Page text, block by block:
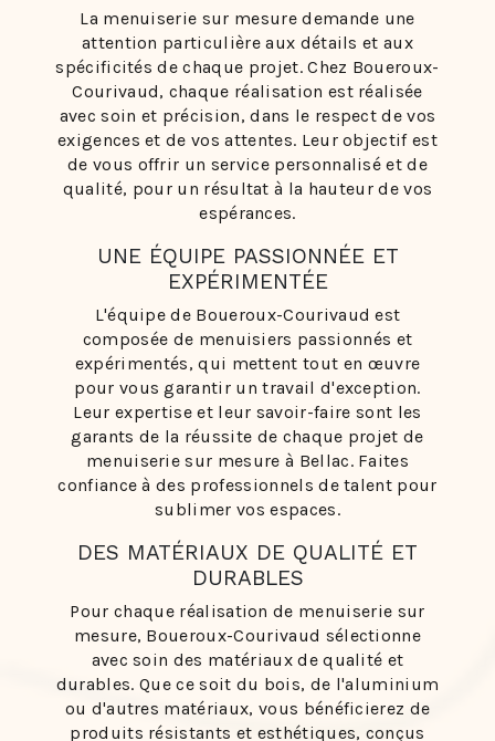
La menuiserie sur mesure demande une
attention particulière aux détails et aux
spécificités de chaque projet. Chez Boueroux-
Courivaud, chaque réalisation est réalisée
avec soin et précision, dans le respect de vos
exigences et de vos attentes. Leur objectif est
de vous offrir un service personnalisé et de
qualité, pour un résultat à la hauteur de vos
espérances.
UNE ÉQUIPE PASSIONNÉE ET
EXPÉRIMENTÉE
L'équipe de Boueroux-Courivaud est
composée de menuisiers passionnés et
expérimentés, qui mettent tout en œuvre
pour vous garantir un travail d'exception.
Leur expertise et leur savoir-faire sont les
garants de la réussite de chaque projet de
menuiserie sur mesure à Bellac. Faites
confiance à des professionnels de talent pour
sublimer vos espaces.
DES MATÉRIAUX DE QUALITÉ ET
DURABLES
Pour chaque réalisation de menuiserie sur
mesure, Boueroux-Courivaud sélectionne
avec soin des matériaux de qualité et
durables. Que ce soit du bois, de l'aluminium
ou d'autres matériaux, vous bénéficierez de
produits résistants et esthétiques, conçus